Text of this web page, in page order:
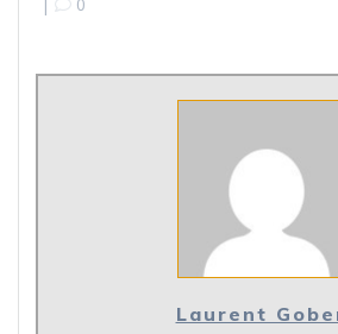
|
0
Laurent